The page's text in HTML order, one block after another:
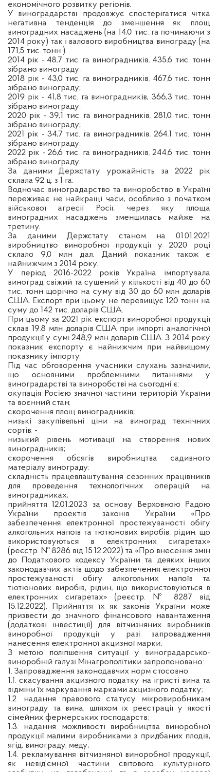
економічного розвитку регіонів.
У виноградарстві продовжує спостерігатися чітка
негативна тенденція до зменшення як площ
виноградних насаджень (на 14,0 тис. га починаючи з
2014 року) так і валового виробництва винограду (на
171,5 тис. тонн ).
2014 рік - 48,7 тис. га виноградників, 435,6 тис. тонн
зібрано винограду;
2018 рік - 43,0 тис. га виноградників, 467,6 тис. тонн
зібрано винограду;
2019 рік - 41,8 тис. га виноградників, 366,3 тис. тонн
зібрано винограду;
2020 рік - 39,1 тис. га виноградників, 281,0 тис. тонн
зібрано винограду;
2021 рік - 34,7 тис. га виноградників, 264,1 тис. тонн
зібрано винограду;
2022 рік - 26,6 тис. га виноградників, 244,6 тис. тонн
зібрано винограду.
За даними Держстату урожайність за 2022 рік
склала 92 ц. з 1 га.
Водночас виноградарство та виноробство в Україні
переживає не найкращі часи, особливо з початком
військової агресії Росії, через яку площа
виноградних насаджень зменшилась майже на
третину.
За даними Держстату станом на 01.01.2021
виробництво виноробної продукції у 2020 році
склало 9,0 млн дал. Даний показник також є
найнижчим з 2014 року.
У період 2016-2022 років Україна імпортувала
виноград свіжий та сушений у кількості від 40 до 60
тис. тонн щорічно на суму від 30 до 60 млн доларів
США. Експорт при цьому не перевищує 120 тонн на
суму до 142 тис. доларів США.
При цьому за 2021 рік експорт виноробної продукції
склав 19,8 млн доларів США при імпорті аналогічної
продукції у сумі 248,9 млн доларів США. З 2014 року
показник експорту є найнижчим при найвищому
показнику імпорту.
Під час обговорення учасники слухань зазначили,
що основними проблемними питаннями у
виноградарстві та виноробстві на сьогодні є:
окупація Росією значної частини територій України
та воєнний стан;
скорочення площ виноградників;
низькі закупівельні ціни на виноград технічних
сортів; -
низький рівень мотивації на створення нових
виноградників;
скорочення обсягів виробництва садивного
матеріалу винограду;
складність працевлаштування сезонних працівників
для проведення технологічних операцій на
виноградниках;
прийняття 12.01.2023 за основу Верховною Радою
України проектів законів України «Про
забезпечення електронної простежуваності обігу
алкогольних напоїв та тютюнових виробів, рідин, що
використовуються в електронних сигаретах»
(реєстр. № 8286 від 15.12.2022) та «Про внесення змін
до Податкового кодексу України та деяких інших
законодавчих актів щодо забезпечення електронної
простежуваності обігу алкогольних напоїв та
тютюнових виробів, рідин, що використовуються в
електронних сигаретах» (реєстр. № 8287 від
15.12.2022). Прийняття їх як законів України може
призвести до значного фінансового навантаження
(додаткові інвестиції) для вітчизняних виробників
виноробної продукції у разі запровадження
нанесення електронної акцизної марки.
З метою поліпшення ситуації у виноградарсько-
виноробній галузі Мінагрополітики запропоновано:
1. Запровадження законодавчих норм стосовно:
1.1. скасування акцизного податку на ігристі вина та
відміни їх маркування марками акцизного податку;
1.2. надання правового статусу мікровиробникам
винограду та вина, шляхом їх реєстрації у якості
сімейних фермерських господарств;
1.3. надання можливості виробництва виноробної
продукції малими виробниками з придбаних плодів,
ягід, винограду, меду;
1.4. рекламування вітчизняної виноробної продукції,
як невід’ємної частини світового культурного